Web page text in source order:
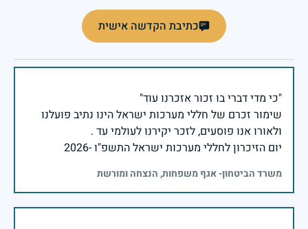
כתיבת הקדשה אישית
שימור זכרם של חללי מערכות ישראל הינו נתיב פועלנו
יום הזיכרון לחללי מערכות ישראל התשפ"ו -2026
משרד הביטחון- אגף משפחות, הנצחה ומורשת